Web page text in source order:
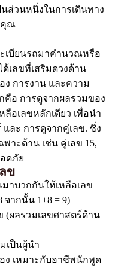
นส่วนหนึ่งในการเดินทาง
คุณ
เบียนรถมาคำนวณหรือ
เลขที่เสริมดวงด้าน
ง การงาน และความ
อ การดูจากผลรวมของ
ลือเลขหลักเดียว เพื่อนำ
ละ การดูจากคู่เลข. ซึ่ง
าะด้าน เช่น คู่เลข 15,
ดภัย
ข
าบวกกันให้เหลือเลข
จากนั้น 1+8 = 9)
(ผลรวมเลขศาสตร์ด้าน
เป็นผู้นำ
อง เหมาะกับอาชีพนักพูด